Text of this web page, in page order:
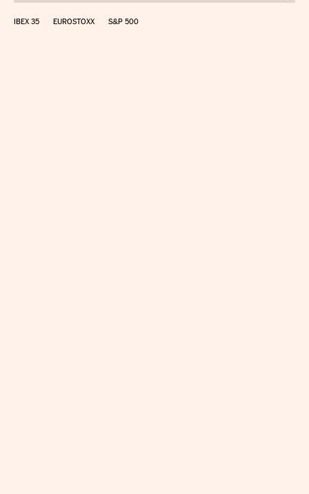
IBEX 35 EUROSTOXX S&P 500